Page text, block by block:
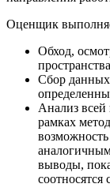
Оценщик
Обход,
Сбор
Анализ всей
рамках
выводы,
соотносятся